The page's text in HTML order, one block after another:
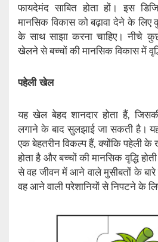
फायदेमंद साबित होता हों। इस
मानसिक विकास को बढ़ावा देने के
के साथ साझा करना चाहिए। नीचे
खेलने से बच्चों की मानसिक विकास में
पहेली खेल
यह खेल बेहद शानदार होता हैं,
लगाने के बाद सुलझाई जा सकती है।
एक बेहतरीन विकल्प हैं, क्योंकि पहेली के
होता है और बच्चों की मानसिक वृद्धि
से वह जीवन में आने वाले मुसीबतों के
वह आने वाली परेशानियों से निपटने के